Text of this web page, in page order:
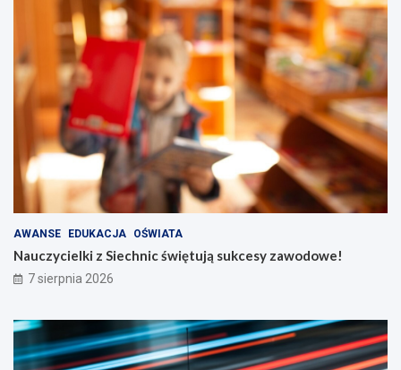
AWANSE EDUKACJA OŚWIATA
Nauczycielki z Siechnic świętują sukcesy zawodowe!
7 sierpnia 2026